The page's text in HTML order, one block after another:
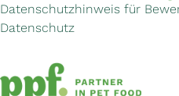
Datenschutzhinweis für
Datenschutz